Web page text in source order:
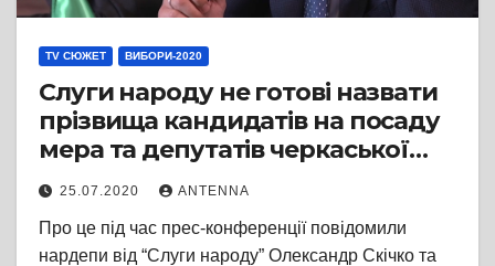
TV СЮЖЕТ ВИБОРИ-2020
Слуги народу не готові назвати
прізвища кандидатів на посаду
мера та депутатів черкаської
міськради
25.07.2020 ANTENNA
Про це під час прес-конференції повідомили
нардепи від “Слуги народу” Олександр Скічко та